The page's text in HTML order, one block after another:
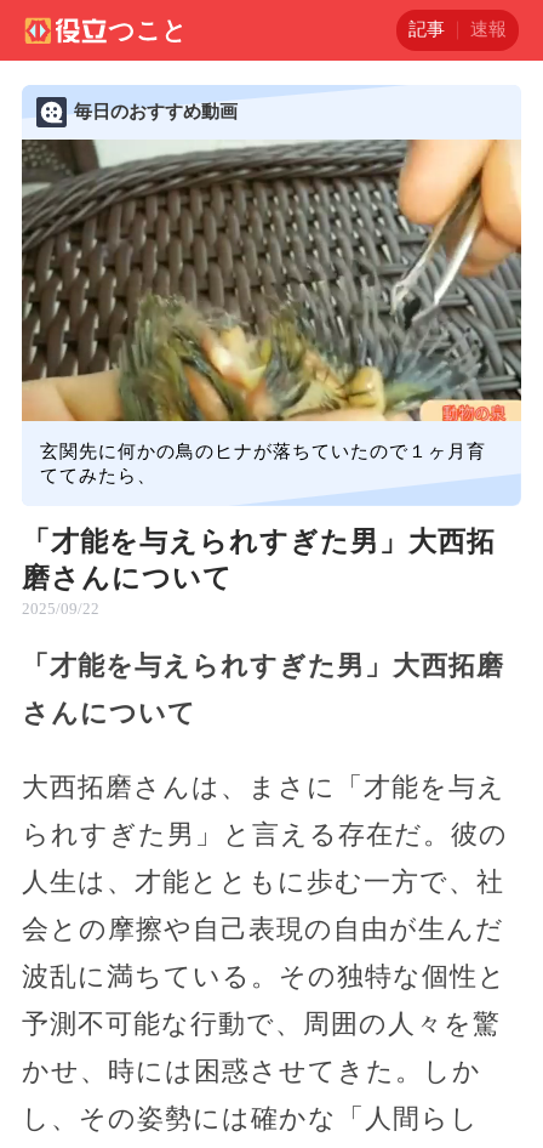
記事 速報
毎日のおすすめ動画
玄関先に何かの鳥のヒナが落ちていたので１ヶ月育
ててみたら、
「才能を与えられすぎた男」大西拓
磨さんについて
2025/09/22
「才能を与えられすぎた男」大西拓磨
さんについて
大西拓磨さんは、まさに「才能を与え
られすぎた男」と言える存在だ。彼の
人生は、才能とともに歩む一方で、社
会との摩擦や自己表現の自由が生んだ
波乱に満ちている。その独特な個性と
予測不可能な行動で、周囲の人々を驚
かせ、時には困惑させてきた。しか
し、その姿勢には確かな「人間らし